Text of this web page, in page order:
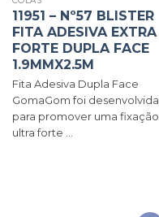
11951 – Nº57 BLISTER
FITA ADESIVA EXTRA
FORTE DUPLA FACE
1.9MMX2.5M
Fita Adesiva Dupla Face
GomaGom foi desenvolvida
para promover uma fixação
ultra forte ...